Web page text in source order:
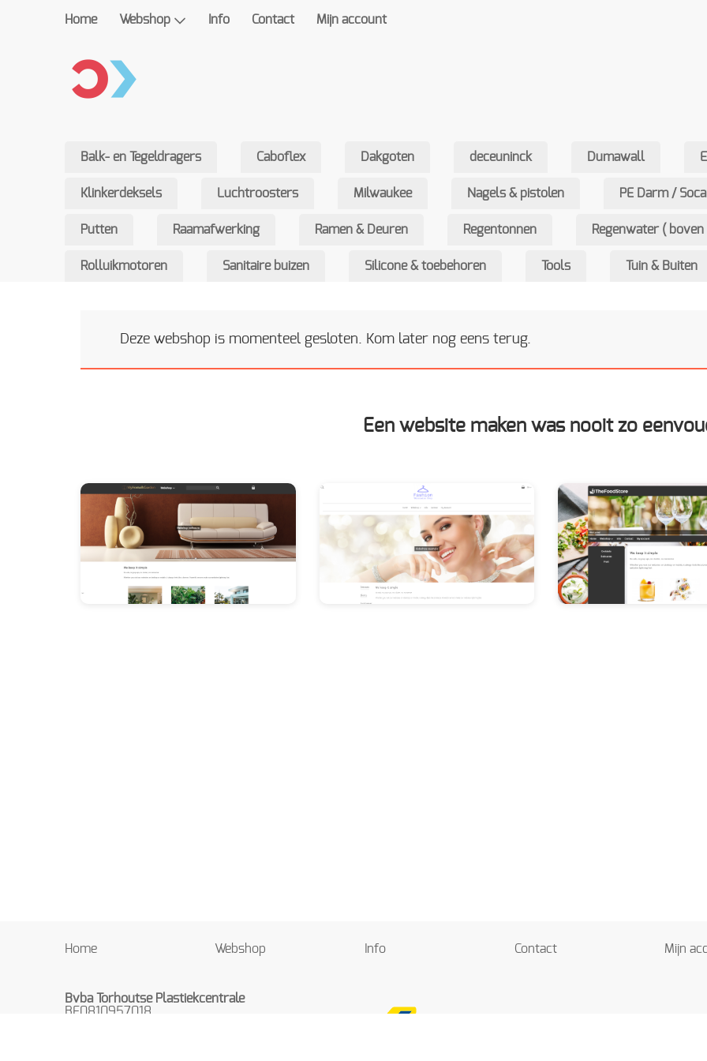
Home Webshop Info Contact Mijn account
Balk- en Tegeldragers Caboflex Dakgoten deceuninck Dumawall
Klinkerdeksels Luchtroosters Milwaukee Nagels & pistolen PE Darm /
Putten Raamafwerking Ramen & Deuren Regentonnen Regenwater (
Rolluikmotoren Sanitaire buizen Silicone & toebehoren Tools Tuin & Buiten
Deze webshop is momenteel gesloten. Kom later nog eens terug.
Een website maken was nooit zo
Home Webshop Info Contact Mijn
Bvba Torhoutse Plastiekcentrale
BE0810957018